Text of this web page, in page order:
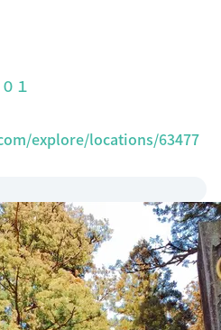
１
explore/locations/63477